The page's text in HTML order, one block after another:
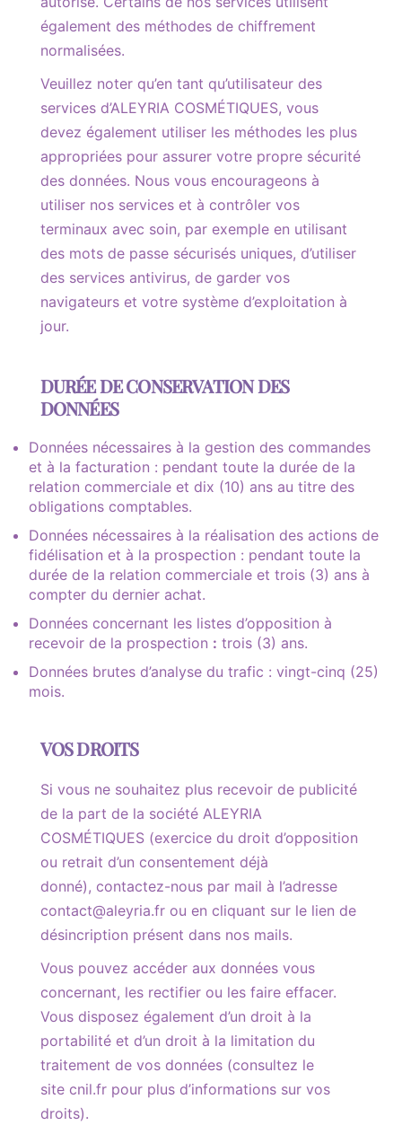
également des méthodes de chiffrement
normalisées.
Veuillez noter qu’en tant qu’utilisateur des
services d’ALEYRIA COSMÉTIQUES, vous
devez également utiliser les méthodes les plus
appropriées pour assurer votre propre sécurité
des données. Nous vous encourageons à
utiliser nos services et à contrôler vos
terminaux avec soin, par exemple en utilisant
des mots de passe sécurisés uniques, d’utiliser
des services antivirus, de garder vos
navigateurs et votre système d’exploitation à
jour.
DURÉE DE CONSERVATION DES
DONNÉES
Données nécessaires à la gestion des commandes
et à la facturation : pendant toute la durée de la
relation commerciale et dix (10) ans au titre des
obligations comptables.
Données nécessaires à la réalisation des actions de
fidélisation et à la prospection : pendant toute la
durée de la relation commerciale et trois (3) ans à
compter du dernier achat.
Données concernant les listes d’opposition à
recevoir de la prospection : trois (3) ans.
Données brutes d’analyse du trafic : vingt-cinq (25)
mois.
VOS DROITS
Si vous ne souhaitez plus recevoir de publicité
de la part de la société ALEYRIA
COSMÉTIQUES (exercice du droit d’opposition
ou retrait d’un consentement déjà
donné), contactez-nous par mail à l’adresse
contact@aleyria.fr ou en cliquant sur le lien de
désincription présent dans nos mails.
Vous pouvez accéder aux données vous
concernant, les rectifier ou les faire effacer.
Vous disposez également d’un droit à la
portabilité et d’un droit à la limitation du
traitement de vos données (consultez le
site cnil.fr pour plus d’informations sur vos
droits).